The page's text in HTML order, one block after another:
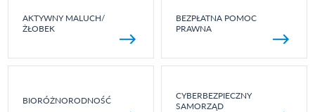
AKTYWNY MALUCH/
ŻŁOBEK
BEZPŁATNA POMOC
PRAWNA
BIORÓŻNORODNOŚĆ
CYBERBEZPIECZNY
SAMORZĄD